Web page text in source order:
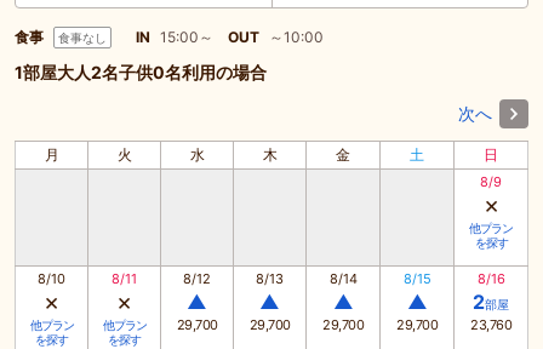
食事 食事なし IN 15:00～ OUT ～10:00
1部屋大人2名子供0名利用の場合
次へ
月 火 水 木 金 土 日
8/9
×
他プラン
を探す
8/10
×
他プラン
を探す
8/11
×
他プラン
を探す
8/12
▲
29,700
8/13
▲
29,700
8/14
▲
29,700
8/15
▲
29,700
8/16
2部屋
23,760